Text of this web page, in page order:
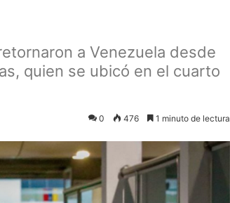
a Venezuela desde
quien se ubicó en el cuarto
0 476 1 minuto de lectura